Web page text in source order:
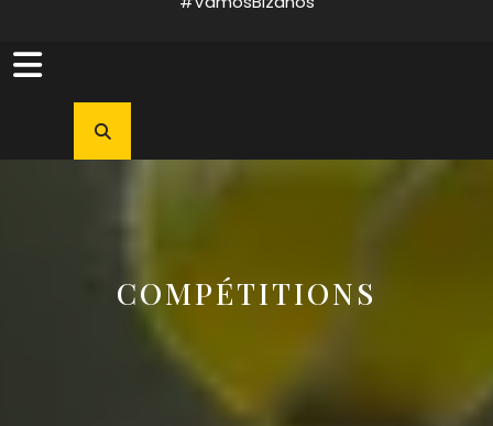
Open
Button
COMPÉTITIONS